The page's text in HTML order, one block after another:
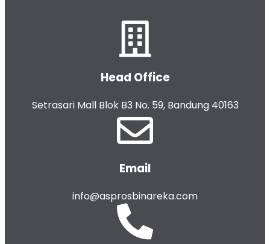
Head Office
Setrasari Mall Blok B3 No. 59, Bandung 40163
Email
info@asprosbinareka.com